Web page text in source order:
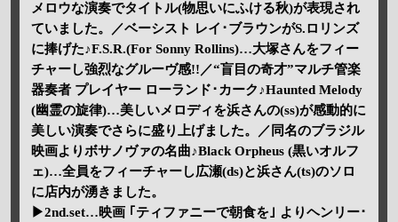
メロウな演奏でタイトル(物思いにふける秋)が表現され
ていました。／ベーシスト レイ･ブラウンがS.ロリンズ
に捧げた♪F.S.R.(For Sonny Rollins)…大塚さんをフィー
チャーし強烈なグルーヴ感!!／“盲目の奇才”マルチ管楽
器奏者 プレイヤー ローランド･カーク♪Haunted Melody
(幽霊の旋律)…美しいメロディを浜さんの(ss)が感動的に
美しい演奏でさらに盛り上げました。／同名のブラジル
映画よりボサノヴァの名曲♪Black Orpheus (黒いオルフ
ェ)…全員をフィーチャーし広瀬(ds)と浜さん(ts)のソロ
に店内が湧きました。
▶2nd.set…映画 ｢ティファニーで朝食を｣ よりヘンリー･